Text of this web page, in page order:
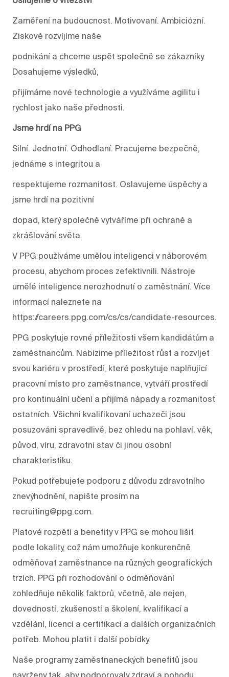
Zaměření na budoucnost. Motivovaní. Ambiciózní.
Ziskově rozvíjíme naše
podnikání a chceme uspět společně se zákazníky.
Dosahujeme výsledků,
přijímáme nové technologie a využíváme agilitu i
rychlost jako naše přednosti.
Jsme hrdí na PPG
Silní. Jednotní. Odhodlaní. Pracujeme bezpečně,
jednáme s integritou a
respektujeme rozmanitost. Oslavujeme úspěchy a
jsme hrdí na pozitivní
dopad, který společně vytváříme při ochraně a
zkrášlování světa.
V PPG používáme umělou inteligenci v náborovém
procesu, abychom proces zefektivnili. Nástroje
umělé inteligence nerozhodnutí o zaměstnání. Více
informací naleznete na
https://careers.ppg.com/cs/cs/candidate-resources.
PPG poskytuje rovné příležitosti všem kandidátům a
zaměstnancům. Nabízíme příležitost růst a rozvíjet
svou kariéru v prostředí, které poskytuje naplňující
pracovní místo pro zaměstnance, vytváří prostředí
pro kontinuální učení a přijímá nápady a rozmanitost
ostatních. Všichni kvalifikovaní uchazeči jsou
posuzováni spravedlivě, bez ohledu na pohlaví, věk,
původ, víru, zdravotní stav či jinou osobní
charakteristiku.
Pokud potřebujete podporu z důvodu zdravotního
znevýhodnění, napište prosím na
recruiting@ppg.com.
Platové rozpětí a benefity v PPG se mohou lišit
podle lokality, což nám umožňuje konkurenčně
odměňovat zaměstnance na různých geografických
trzích. PPG při rozhodování o odměňování
zohledňuje několik faktorů, včetně, ale nejen,
dovedností, zkušeností a školení, kvalifikací a
vzdělání, licencí a certifikací a dalších organizačních
potřeb. Mohou platit i další pobídky.
Naše programy zaměstnaneckých benefitů jsou
navrženy tak, aby podporovaly zdraví a pohodu